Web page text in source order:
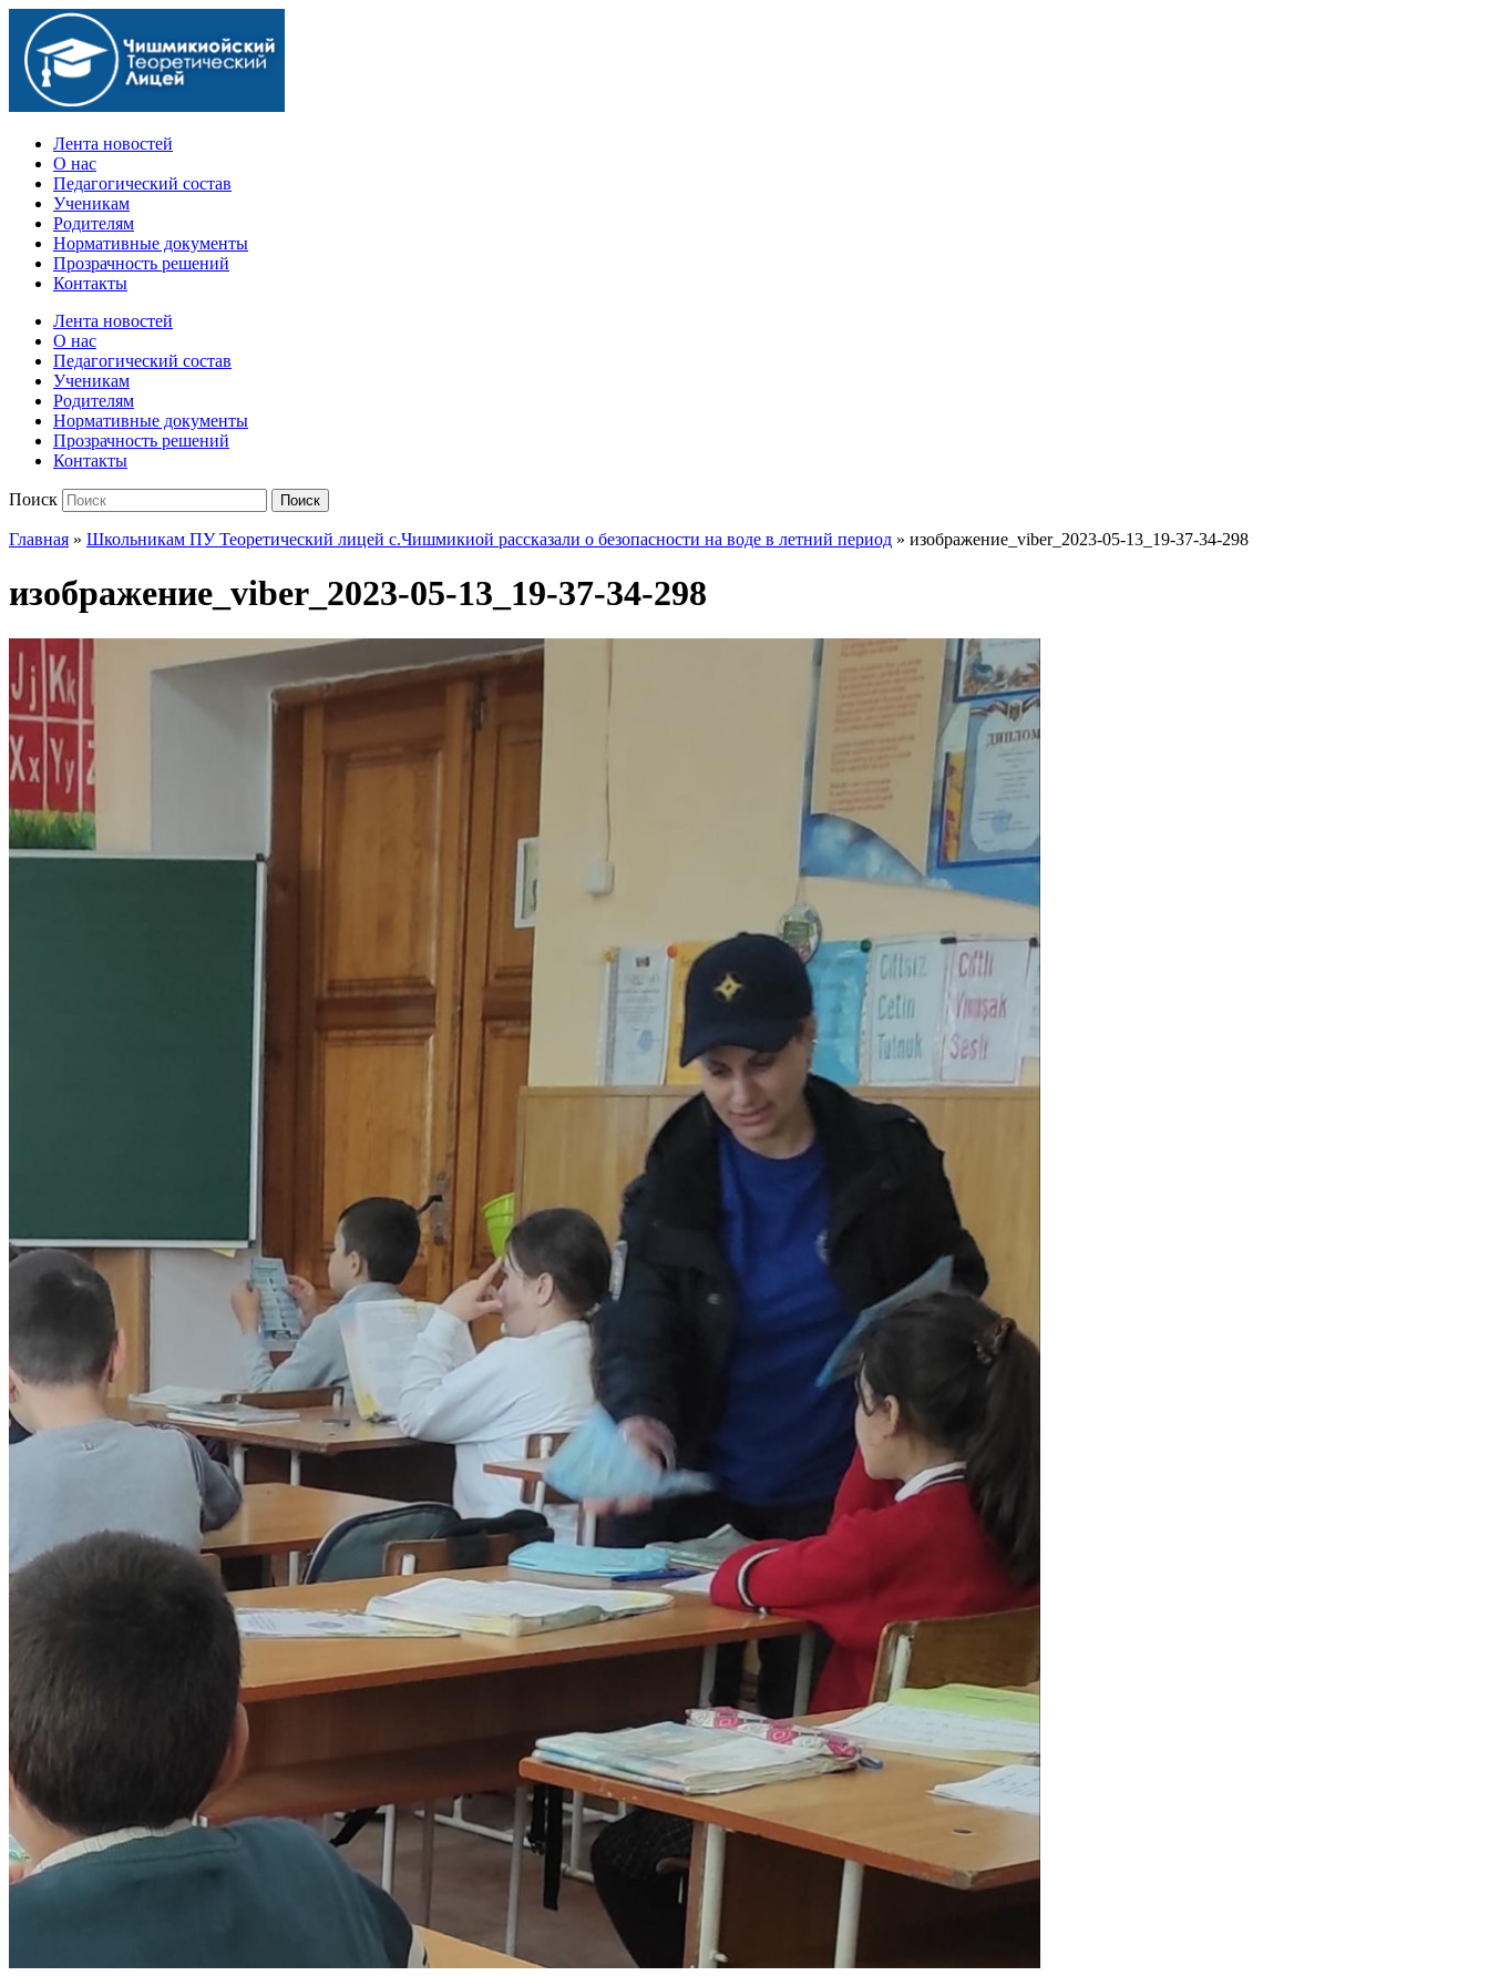
Официальный сайт учебного заведения
Лента новостей
О нас
Педагогический состав
Ученикам
Родителям
Нормативные документы
Прозрачность решений
Контакты
Лента новостей
О нас
Педагогический состав
Ученикам
Родителям
Нормативные документы
Прозрачность решений
Контакты
Поиск Поиск
Главная » Школьникам ПУ Теоретический лицей с.Чишмикиой рассказали о безопасности на воде в летний период » изображение_viber_2023-05-13_19-37-34-298
изображение_viber_2023-05-13_19-37-34-298